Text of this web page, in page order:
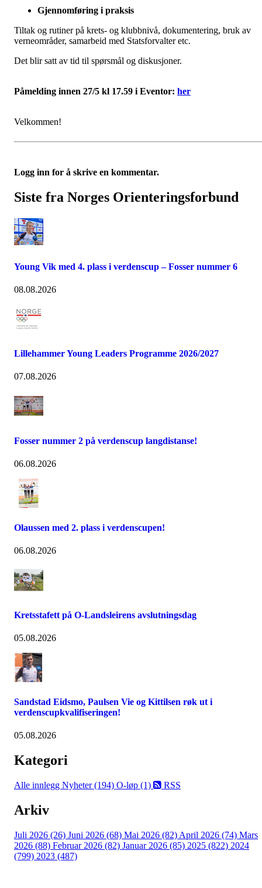
Gjennomføring i praksis
Tiltak og rutiner på krets- og klubbnivå, dokumentering, bruk av
verneområder, samarbeid med Statsforvalter etc.
Det blir satt av tid til spørsmål og diskusjoner.
Påmelding innen 27/5 kl 17.59 i Eventor: her
Velkommen!
Logg inn for å skrive en kommentar.
Siste fra Norges Orienteringsforbund
Young Vik med 4. plass i verdenscup – Fosser nummer 6
08.08.2026
Lillehammer Young Leaders Programme 2026/2027
07.08.2026
Fosser nummer 2 på verdenscup langdistanse!
06.08.2026
Olaussen med 2. plass i verdenscupen!
06.08.2026
Kretsstafett på O-Landsleirens avslutningsdag
05.08.2026
Sandstad Eidsmo, Paulsen Vie og Kittilsen røk ut i
verdenscupkvalifiseringen!
05.08.2026
Kategori
Alle innlegg Nyheter (194) O-løp (1) RSS
Arkiv
Juli 2026 (26) Juni 2026 (68) Mai 2026 (82) April 2026 (74) Mars
2026 (88) Februar 2026 (82) Januar 2026 (85) 2025 (822) 2024
(799) 2023 (487)